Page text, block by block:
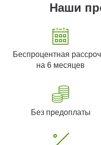
Наши
Беспроцентная
на 6 месяцев
Без предоплаты